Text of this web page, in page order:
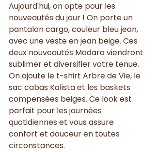
Aujourd'hui, on opte pour les
nouveautés du jour ! On porte un
pantalon cargo, couleur bleu jean,
avec une veste en jean beige. Ces
deux nouveautés Madara viendront
sublimer et diversifier votre tenue.
On ajoute le t-shirt Arbre de Vie, le
sac cabas Kalista et les baskets
compensées beiges. Ce look est
parfait pour les journées
quotidiennes et vous assure
confort et douceur en toutes
circonstances.